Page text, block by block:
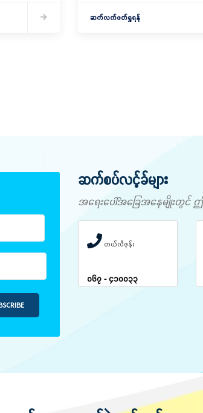
ဆက်လက်ဖတ်ရှုရန်
ဆက်စပ်လင့်ခ်များ
အရေးပေါ်အခြေအနေမျိုးတွင်
တယ်လီဖုန်း
၀၆၇ - ၄၁၀၀၃၃